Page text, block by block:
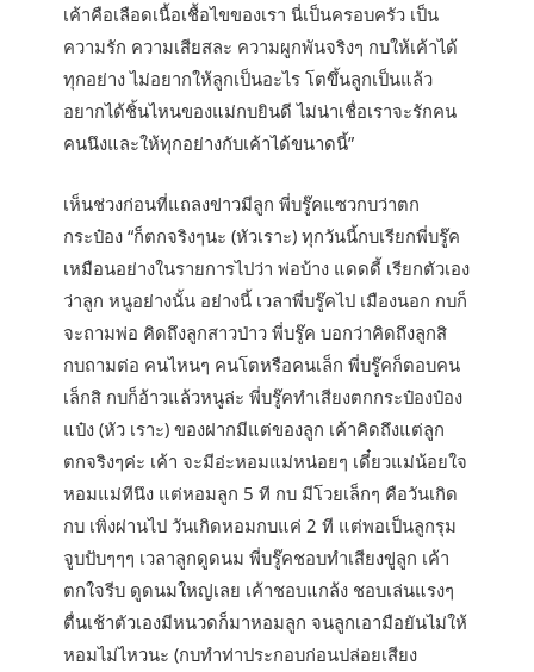
เค้าคือเลือดเนื้อเชื้อไขของเรา นี่เป็นครอบครัว เป็น
ความรัก ความเสียสละ ความผูกพันจริงๆ กบให้เค้าได้
ทุกอย่าง ไม่อยากให้ลูกเป็นอะไร โตขึ้นลูกเป็นแล้ว
อยากได้ชิ้นไหนของแม่กบยินดี ไม่น่าเชื่อเราจะรักคน
คนนึงและให้ทุกอย่างกับเค้าได้ขนาดนี้”
เห็นช่วงก่อนที่แถลงข่าวมีลูก พี่บรู๊คแซวกบว่าตก
กระป๋อง “ก็ตกจริงๆนะ (หัวเราะ) ทุกวันนี้กบเรียกพี่บรู๊ค
เหมือนอย่างในรายการไปว่า พ่อบ้าง แดดดี้ เรียกตัวเอง
ว่าลูก หนูอย่างนั้น อย่างนี้ เวลาพี่บรู๊คไป เมืองนอก กบก็
จะถามพ่อ คิดถึงลูกสาวป่าว พี่บรู๊ค บอกว่าคิดถึงลูกสิ
กบถามต่อ คนไหนๆ คนโตหรือคนเล็ก พี่บรู๊คก็ตอบคน
เล็กสิ กบก็อ้าวแล้วหนูล่ะ พี่บรู๊คทำเสียงตกกระป๋องป๋อง
แป๋ง (หัว เราะ) ของฝากมีแต่ของลูก เค้าคิดถึงแต่ลูก
ตกจริงๆค่ะ เค้า จะมีอ่ะหอมแม่หน่อยๆ เดี๋ยวแม่น้อยใจ
หอมแม่ทีนึง แต่หอมลูก 5 ที กบ มีโวยเล็กๆ คือวันเกิด
กบ เพิ่งผ่านไป วันเกิดหอมกบแค่ 2 ที แต่พอเป็นลูกรุม
จูบปับๆๆๆ เวลาลูกดูดนม พี่บรู๊คชอบทำเสียงขู่ลูก เค้า
ตกใจรีบ ดูดนมใหญ่เลย เค้าชอบแกล้ง ชอบเล่นแรงๆ
ตื่นเช้าตัวเองมีหนวดก็มาหอมลูก จนลูกเอามือยันไม่ให้
หอมไม่ไหวนะ (กบทำท่าประกอบก่อนปล่อยเสียง